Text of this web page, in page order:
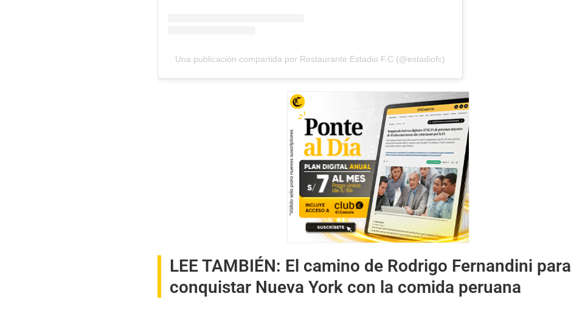
Una publicación compartida por Restaurante Estadio F.C (@estadiofc)
LEE TAMBIÉN: El camino de Rodrigo Fernandini para
conquistar Nueva York con la comida peruana